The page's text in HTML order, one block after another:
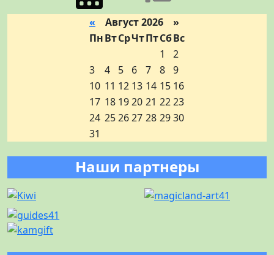
« Август 2026 »
ПнВтСрЧтПтСбВс
1
2
3
4 5 6 7 8 9
10 11 12 13 14 15 16
17 18 1920 21 2223
24 252627 28 2930
31
Наши партнеры